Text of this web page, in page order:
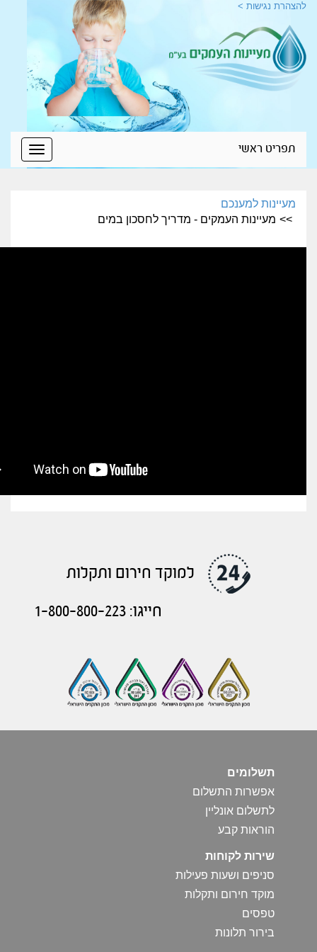
>
navigation
ראשי
למענכם
העמקים - מדריך לחסכון במים
למוקד חירום ותקלות
התשלום
אונליין
קבע
לקוחות
ושעות פעילות
חירום ותקלות
תלונות